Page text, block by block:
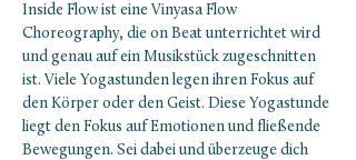
Inside Flow ist eine Vinyasa Flow
Choreography, die on Beat unterrichtet wird
und genau auf ein Musikstück zugeschnitten
ist. Viele Yogastunden legen ihren Fokus auf
den Körper oder den Geist. Diese Yogastunde
liegt den Fokus auf Emotionen und fließende
Bewegungen. Sei dabei und überzeuge dich